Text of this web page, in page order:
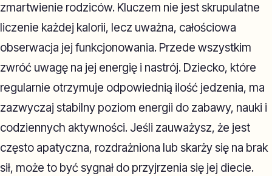
zmartwienie rodziców. Kluczem nie jest skrupulatne
liczenie każdej kalorii, lecz uważna, całościowa
obserwacja jej funkcjonowania. Przede wszystkim
zwróć uwagę na jej energię i nastrój. Dziecko, które
regularnie otrzymuje odpowiednią ilość jedzenia, ma
zazwyczaj stabilny poziom energii do zabawy, nauki i
codziennych aktywności. Jeśli zauważysz, że jest
często apatyczna, rozdrażniona lub skarży się na brak
sił, może to być sygnał do przyjrzenia się jej diecie.